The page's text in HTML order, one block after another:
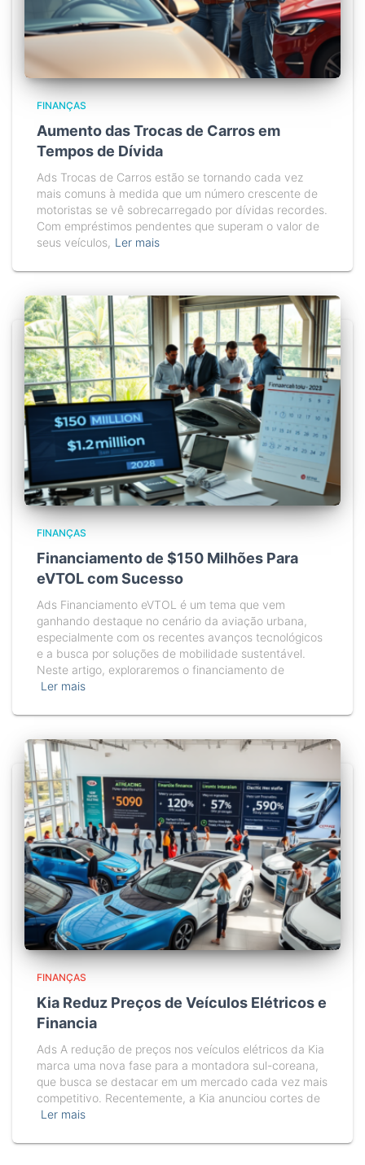
FINANÇAS
Aumento das Trocas de Carros em
Tempos de Dívida
Ads Trocas de Carros estão se tornando cada vez
mais comuns à medida que um número crescente de
motoristas se vê sobrecarregado por dívidas recordes.
Com empréstimos pendentes que superam o valor de
seus veículos, Ler mais
FINANÇAS
Financiamento de $150 Milhões Para
eVTOL com Sucesso
Ads Financiamento eVTOL é um tema que vem
ganhando destaque no cenário da aviação urbana,
especialmente com os recentes avanços tecnológicos
e a busca por soluções de mobilidade sustentável.
Neste artigo, exploraremos o financiamento de
Ler mais
FINANÇAS
Kia Reduz Preços de Veículos Elétricos e
Financia
Ads A redução de preços nos veículos elétricos da Kia
marca uma nova fase para a montadora sul-coreana,
que busca se destacar em um mercado cada vez mais
competitivo. Recentemente, a Kia anunciou cortes de
Ler mais